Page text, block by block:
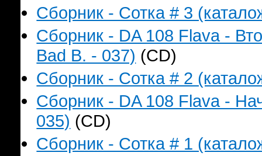
Сборник - Сотка # 3
Сборник - DA 108 Flava -
Bad B. - 037) (CD)
Сборник - Сотка # 2
Сборник - DA 108 Flava -
035) (CD)
Сборник - Сотка # 1